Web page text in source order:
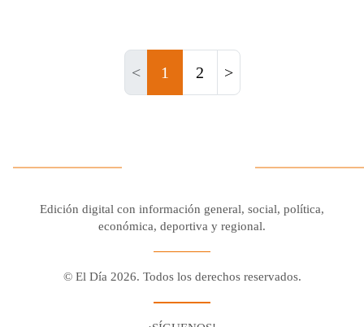
< 1 2 >
Edición digital con información general, social, política,
económica, deportiva y regional.
© El Día 2026. Todos los derechos reservados.